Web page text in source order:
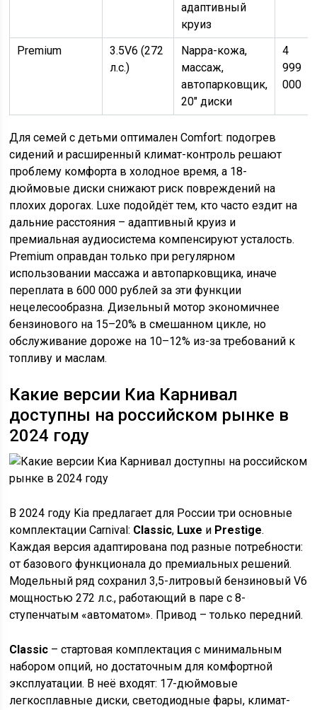
адаптивный
круиз
Premium
3.5V6 (272
л.с.)
Nappa-кожа,
массаж,
автопарковщик,
20″ диски
4
999
000
Для семей с детьми оптимален Comfort: подогрев
сидений и расширенный климат-контроль решают
проблему комфорта в холодное время, а 18-
дюймовые диски снижают риск повреждений на
плохих дорогах. Luxe подойдёт тем, кто часто ездит на
дальние расстояния – адаптивный круиз и
премиальная аудиосистема компенсируют усталость.
Premium оправдан только при регулярном
использовании массажа и автопарковщика, иначе
переплата в 600 000 рублей за эти функции
нецелесообразна. Дизельный мотор экономичнее
бензинового на 15–20% в смешанном цикле, но
обслуживание дороже на 10–12% из-за требований к
топливу и маслам.
Какие версии Киа Карнивал
доступны на российском рынке в
2024 году
В 2024 году Kia предлагает для России три основные
комплектации Carnival: Classic, Luxe и Prestige.
Каждая версия адаптирована под разные потребности:
от базового функционала до премиальных решений.
Модельный ряд сохранил 3,5-литровый бензиновый V6
мощностью 272 л.с., работающий в паре с 8-
ступенчатым «автоматом». Привод – только передний.
Classic – стартовая комплектация с минимальным
набором опций, но достаточным для комфортной
эксплуатации. В неё входят: 17-дюймовые
легкосплавные диски, светодиодные фары, климат-